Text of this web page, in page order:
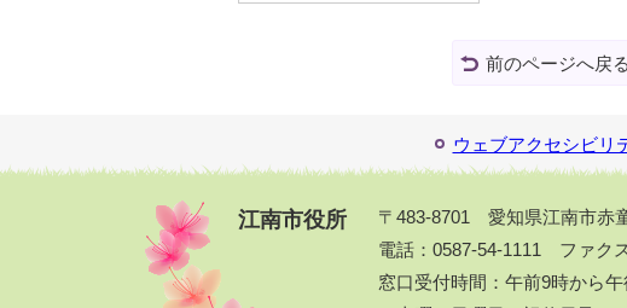
前のページへ戻る
ウェブアクセシビリ
江南市役所
〒483-8701 愛知県江南市赤
電話：0587-54-1111 ファク
窓口受付時間：午前9時から